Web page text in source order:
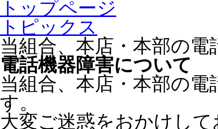
トップページ
トピックス
当組合、本店・本部の
電話機器障害について
当組合、本店・本部の
す。
大変ご迷惑をおかけし